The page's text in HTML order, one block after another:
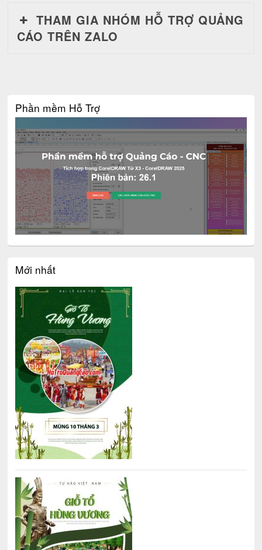
THAM GIA NHÓM HỖ TRỢ QUẢNG
CÁO TRÊN ZALO
Phần mềm Hỗ Trợ
Mới nhất